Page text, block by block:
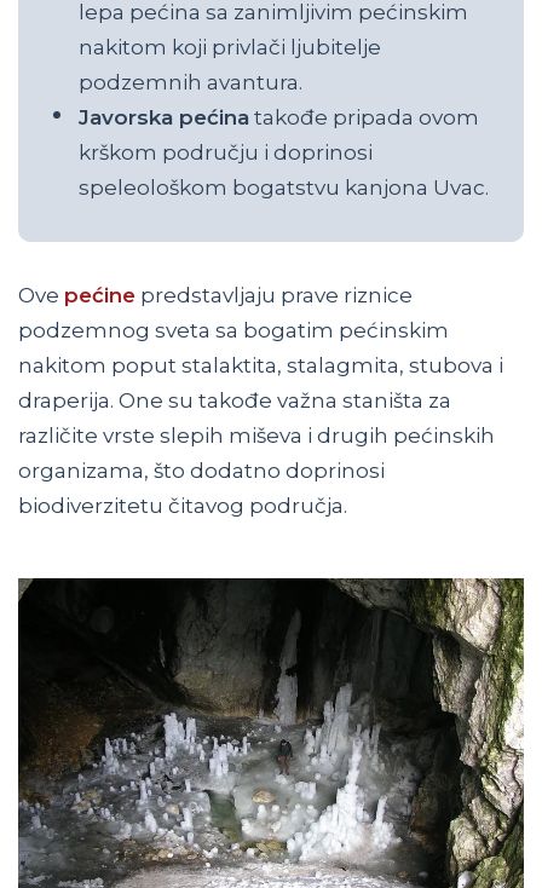
lepa pećina sa zanimljivim pećinskim
nakitom koji privlači ljubitelje
podzemnih avantura.
Javorska pećina takođe pripada ovom
krškom području i doprinosi
speleološkom bogatstvu kanjona Uvac.
Ove pećine predstavljaju prave riznice
podzemnog sveta sa bogatim pećinskim
nakitom poput stalaktita, stalagmita, stubova i
draperija. One su takođe važna staništa za
različite vrste slepih miševa i drugih pećinskih
organizama, što dodatno doprinosi
biodiverzitetu čitavog područja.